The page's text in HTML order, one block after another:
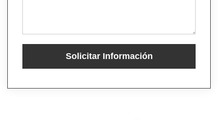
Solicitar Información